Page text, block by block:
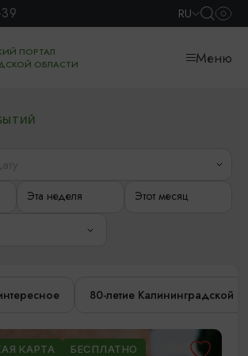
RU
ПОРТАЛ
ОБЛАСТИ
Меню
Эта неделя Этот месяц
80-летие Калининградской
КАРТА БЕСПЛАТНО